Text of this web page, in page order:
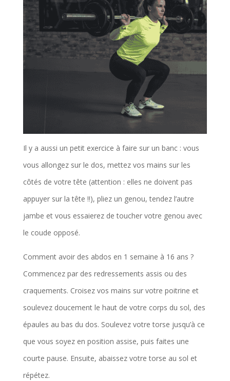
Il y a aussi un petit exercice à faire sur un banc : vous
vous allongez sur le dos, mettez vos mains sur les
côtés de votre tête (attention : elles ne doivent pas
appuyer sur la tête !!), pliez un genou, tendez l’autre
jambe et vous essaierez de toucher votre genou avec
le coude opposé.
Comment avoir des abdos en 1 semaine à 16 ans ?
Commencez par des redressements assis ou des
craquements. Croisez vos mains sur votre poitrine et
soulevez doucement le haut de votre corps du sol, des
épaules au bas du dos. Soulevez votre torse jusqu’à ce
que vous soyez en position assise, puis faites une
courte pause. Ensuite, abaissez votre torse au sol et
répétez.